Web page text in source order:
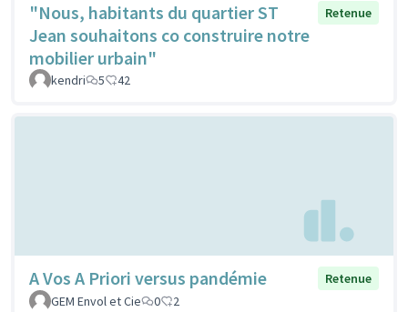
"Nous, habitants du quartier ST
Jean souhaitons co construire notre
mobilier urbain"
Retenue
kendri 5 42
A Vos A Priori versus pandémie
Retenue
GEM Envol et Cie
0 2